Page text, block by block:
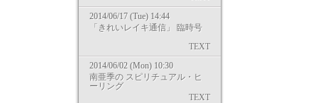
2014/06/17 (Tue) 14:44
「きれいレイキ通信」 臨時号
TEXT
2014/06/02 (Mon) 10:30
南亜季の スピリチュアル・ヒ
ーリング
TEXT